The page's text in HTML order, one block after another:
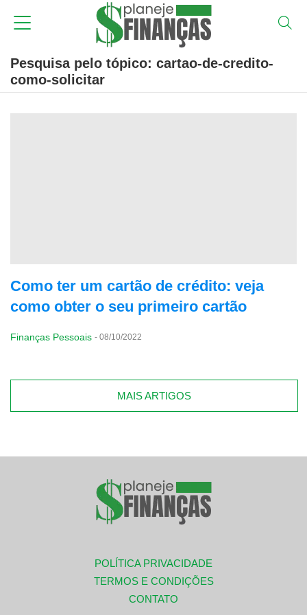
Pesquisa pelo tópico: cartao-de-credito-
como-solicitar
Como ter um cartão de crédito: veja
como obter o seu primeiro cartão
Finanças Pessoais - 08/10/2022
MAIS ARTIGOS
POLÍTICA PRIVACIDADE
TERMOS E CONDIÇÕES
CONTATO